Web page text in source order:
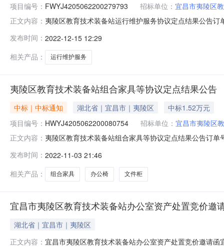
项目编号： FWYJ4205062200279793 招标单位： 宜昌市夷陵区
正文内容： 夷陵区教育技术装备站运行维护服务协议定点结果公告
需求附件：教育城域网运维服务方案.docx教育城域网运
发布时间： 2022-12-15 12:29
相关产品：
运行维护服务
夷陵区教育技术装备站组合家具等协议定点结果公告
中标｜中标通知 湖北省｜宜昌市｜夷陵区
中标1.52万元
项目编号： HWYJ4205062200080754 招标单位： 宜昌市夷陵区
正文内容： 夷陵区教育技术装备站组合家具等协议定点结果公告订
具富诺迪/fndFND-PF-18324.0张￥650.00￥520.00￥
发布时间： 2022-11-03 21:46
相关产品：
组合家具 办公椅 文件柜
宜昌市夷陵区教育技术装备站办公室资产处置竞价邀
湖北省｜宜昌市｜夷陵区
正文内容： 宜昌市夷陵区教育技术装备站办公室资产处置竞价邀请